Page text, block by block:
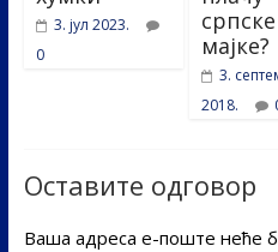
3. јул 2023.
0
српске
мајке?
3.
2018.
Оставите одговор
Ваша адреса е-поште неће